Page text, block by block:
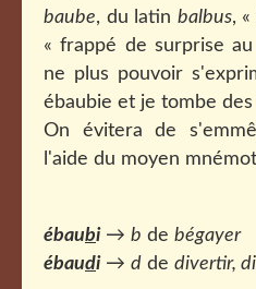
baube, du latin balbus,
« frappé de surprise
ne plus pouvoir
ébaubie et je tombe
On évitera de
l'aide du moyen
ébaubi→ b de bégayer
ébaudi→ d de divertir,